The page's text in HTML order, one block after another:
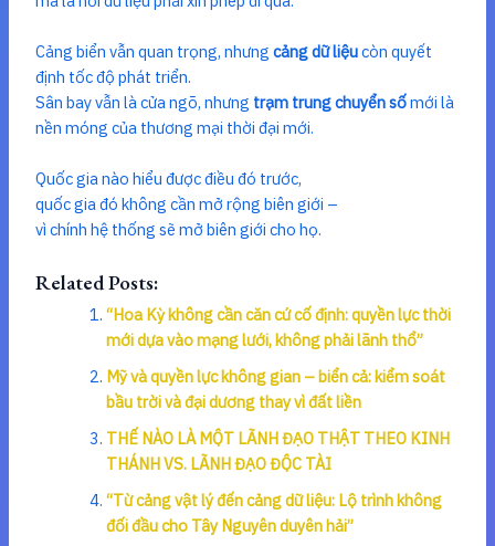
Cảng biển vẫn quan trọng, nhưng cảng dữ liệucòn quyết
định tốc độ phát triển.
Sân bay vẫn là cửa ngõ, nhưng trạm trung chuyển sốmới là
nền móng của thương mại thời đại mới.
Quốc gia nào hiểu được điều đó trước,
quốc gia đó không cần mở rộng biên giới –
vì chính hệ thống sẽ mở biên giới cho họ.
Related Posts:
“Hoa Kỳ không cần căn cứ cố định: quyền lực thời
mới dựa vào mạng lưới, không phải lãnh thổ”
Mỹ và quyền lực không gian – biển cả: kiểm soát
bầu trời và đại dương thay vì đất liền
THẾ NÀO LÀ MỘT LÃNH ĐẠO THẬT THEO KINH
THÁNH VS. LÃNH ĐẠO ĐỘC TÀI
“Từ cảng vật lý đến cảng dữ liệu: Lộ trình không
đối đầu cho Tây Nguyên duyên hải”